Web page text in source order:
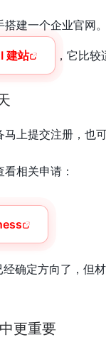
建一个企业官
建站 ，它比
上提交注册，也
相关申请：
确定方向了，但
更重要